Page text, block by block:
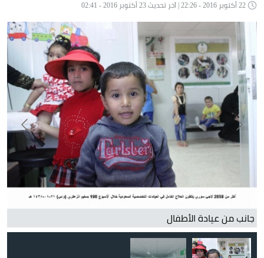
جانب من عيادة الأطفال